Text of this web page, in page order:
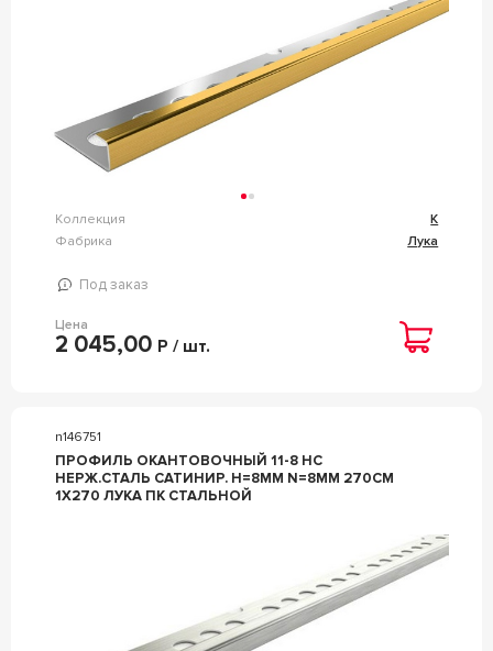
Коллекция
К
Фабрика
Лука
Под заказ
Цена
2 045,00 Р / шт.
n146751
ПРОФИЛЬ ОКАНТОВОЧНЫЙ 11-8 НС
НЕРЖ.СТАЛЬ САТИНИР. H=8ММ N=8ММ 270СМ
1Х270 ЛУКА ПК СТАЛЬНОЙ